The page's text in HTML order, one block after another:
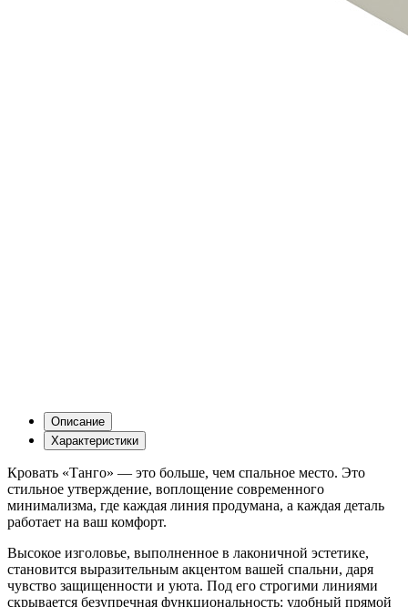
Описание
Характеристики
Кровать «Танго» — это больше, чем спальное место. Это
стильное утверждение, воплощение современного
минимализма, где каждая линия продумана, а каждая деталь
работает на ваш комфорт.
Высокое изголовье, выполненное в лаконичной эстетике,
становится выразительным акцентом вашей спальни, даря
чувство защищенности и уюта. Под его строгими линиями
скрывается безупречная функциональность: удобный прямой